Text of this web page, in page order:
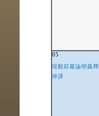
05
現觀莊嚴論明義釋
停課